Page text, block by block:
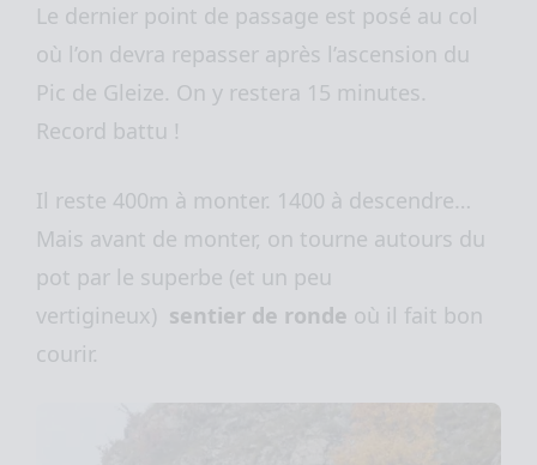
Le dernier point de passage est posé au col
où l’on devra repasser après l’ascension du
Pic de Gleize. On y restera 15 minutes.
Record battu !
Il reste 400m à monter. 1400 à descendre…
Mais avant de monter, on tourne autours du
pot par le superbe (et un peu
vertigineux) sentier de ronde où il fait bon
courir.